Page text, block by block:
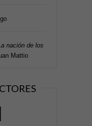
nación de los
Mattio